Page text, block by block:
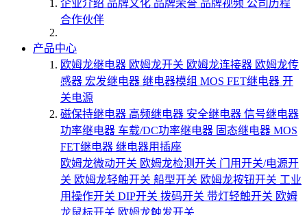
企业介绍 品牌文化 品牌荣誉 品牌视频 公司历程
合作伙伴
产品中心
欧姆龙继电器 欧姆龙开关 欧姆龙连接器 欧姆龙传
感器 宏发继电器 继电器模组 MOS FET继电器 开
关电源
磁保持继电器 高频继电器 安全继电器 信号继电器
功率继电器 车载/DC功率继电器 固态继电器 MOS
FET继电器 继电器用插座
欧姆龙微动开关 欧姆龙检测开关 门用开关/电源开
关 欧姆龙轻触开关 船型开关 欧姆龙按钮开关 工业
用操作开关 DIP开关 拨码开关 带灯轻触开关 欧姆